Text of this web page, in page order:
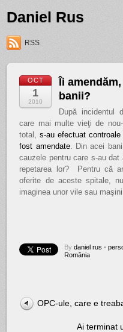
Daniel Rus
RSS
OCT
1
2010
Îi
banii?
După incidentul
care mai multe vieţi de
total,s-au efectuat
fost amendate. Din acei
cauzele pentru care s-au
repetarea lor? Pentru că
oferite de aceste spitale,
imaginea unor vile sau
Bydaniel rus •
România
OPC-ule, care e
Ai terminat